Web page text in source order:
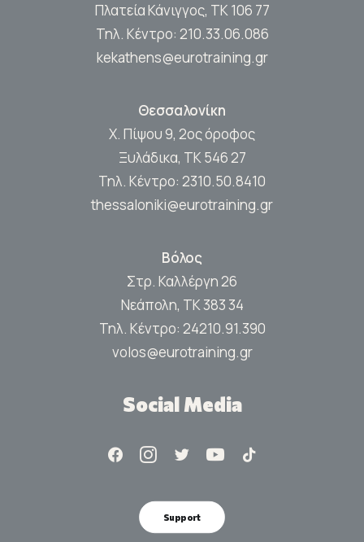
Πλατεία Κάνιγγος, ΤΚ 106 77
Τηλ. Κέντρο: 210.33.06.086
kekathens@eurotraining.gr
Θεσσαλονίκη
Χ. Πίψου 9, 2ος όροφος
Ξυλάδικα, ΤΚ 546 27
Τηλ. Κέντρο: 2310.50.8410
thessaloniki@eurotraining.gr
Βόλος
Στρ. Καλλέργη 26
Νεάπολη, ΤΚ 383 34
Τηλ. Κέντρο: 24210.91.390
volos@eurotraining.gr
Social Media
Support